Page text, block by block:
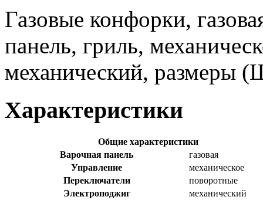
Газовые конфорки,
панель, гриль,
механический, размеры
Характеристики
Общие характеристики
Варочная панель
газовая
Управление
механическое
Переключатели
поворотные
Электроподжиг
механический